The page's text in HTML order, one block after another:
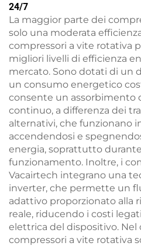
24/7
La maggior parte dei
solo una moderata
compressori a vite rotativa
migliori livelli di efficienza
mercato. Sono dotati di un
un consumo energetico
consente un assorbimento
continuo, a differenza dei
alternativi, che funzionano
accendendosi e
energia, soprattutto
funzionamento. Inoltre, i
Vacairtech integrano una
inverter, che permette un
adattivo proporzionato alla
reale, riducendo i costi
elettrica del dispositivo. Nel
compressori a vite rotativa